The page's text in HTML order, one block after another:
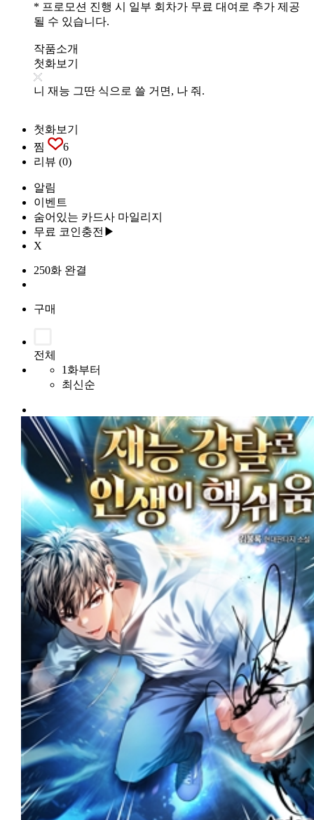
* 프로모션 진행 시 일부 회차가 무료 대여로 추가 제공
될 수 있습니다.
작품소개
첫화보기
니 재능 그딴 식으로 쓸 거면, 나 줘.
첫화보기
찜
6
리뷰 (0)
알림
이벤트
숨어있는 카드사 마일리지
무료 코인충전▶
X
250화 완결
구매
전체
1화부터
최신순